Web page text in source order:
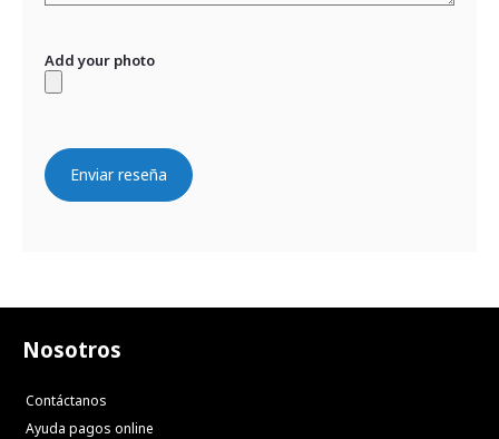
Add your photo
Enviar reseña
Nosotros
Contáctanos
Ayuda pagos online